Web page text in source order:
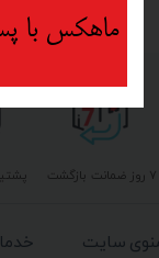
۷ روز ضمانت بازگشت
سایت
ماهکس با